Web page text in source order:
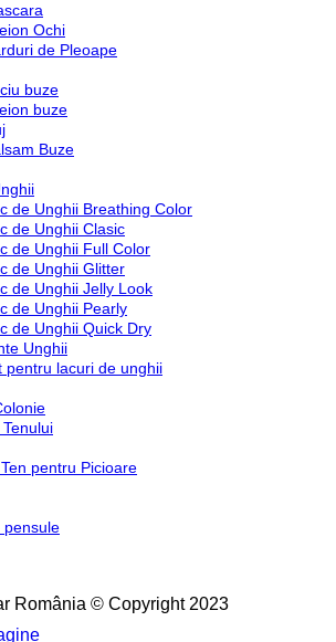
Ochi
de Pleoape
buze
buze
Buze
de Unghii Breathing Color
de Unghii Clasic
de Unghii Full Color
de Unghii Glitter
de Unghii Jelly Look
de Unghii Pearly
de Unghii Quick Dry
Unghii
pentru lacuri de unghii
pentru Picioare
pensule
România © Copyright 2023